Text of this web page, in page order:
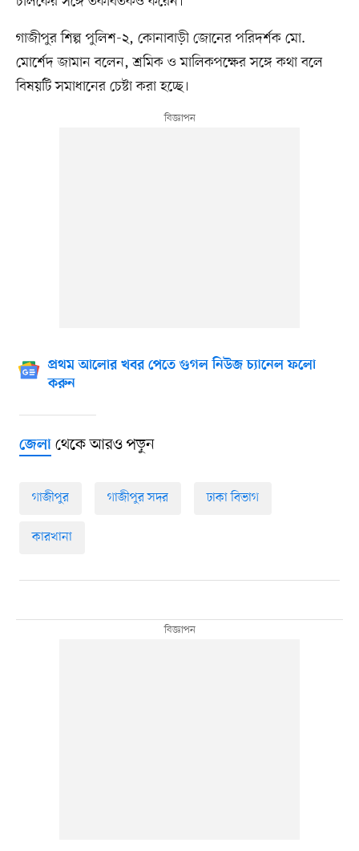
গাজীপুর শিল্প পুলিশ-২, কোনাবাড়ী জোনের পরিদর্শক মো.
মোর্শেদ জামান বলেন, শ্রমিক ও মালিকপক্ষের সঙ্গে কথা বলে
বিষয়টি সমাধানের চেষ্টা করা হচ্ছে।
প্রথম আলোর খবর পেতে গুগল নিউজ চ্যানেল ফলো
করুন
জেলাথেকে আরও পড়ুন
গাজীপুর গাজীপুর সদর ঢাকা বিভাগ
কারখানা